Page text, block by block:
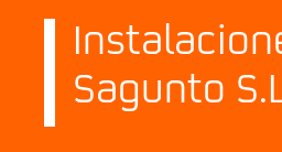
Sagunto